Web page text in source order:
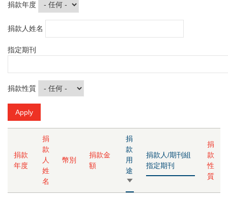
捐款年度
捐款人姓名
指定期刊
捐款性質
捐款
年度
捐
款
人
姓
名
幣別
捐款金
額
捐
款
用
途
由
小
捐款人/期刊組
指定期刊
捐
款
性
質